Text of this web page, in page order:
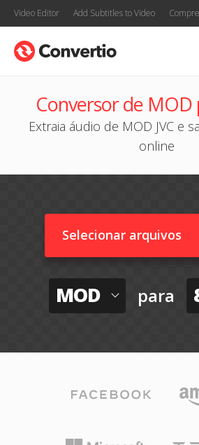
Video Editor Add Subtitles to Video
Conversor de MOD
Extraia áudio de MOD JVC e
online
Selecionar arquivos
MOD para